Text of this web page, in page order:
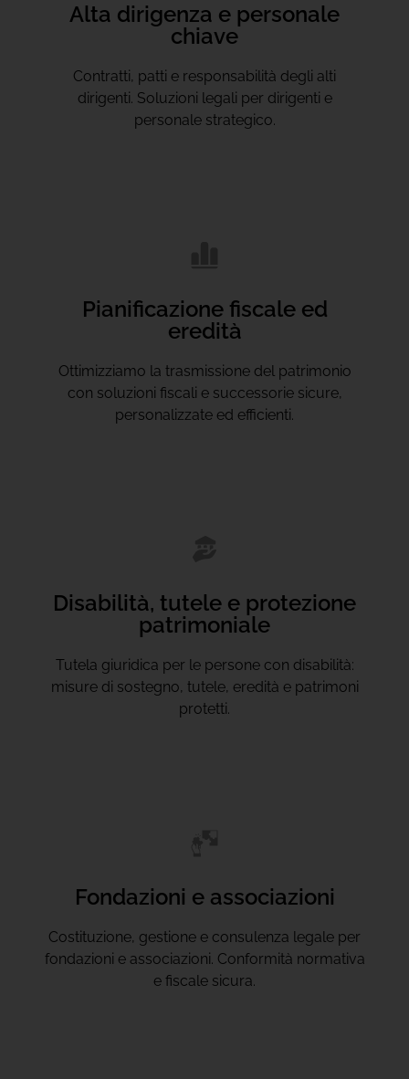
Alta dirigenza e personale
chiave
Contratti, patti e responsabilità degli alti
dirigenti. Soluzioni legali per dirigenti e
personale strategico.
Pianificazione fiscale ed
eredità
Ottimizziamo la trasmissione del patrimonio
con soluzioni fiscali e successorie sicure,
personalizzate ed efficienti.
Disabilità, tutele e protezione
patrimoniale
Tutela giuridica per le persone con disabilità:
misure di sostegno, tutele, eredità e patrimoni
protetti.
Fondazioni e associazioni
Costituzione, gestione e consulenza legale per
fondazioni e associazioni. Conformità normativa
e fiscale sicura.